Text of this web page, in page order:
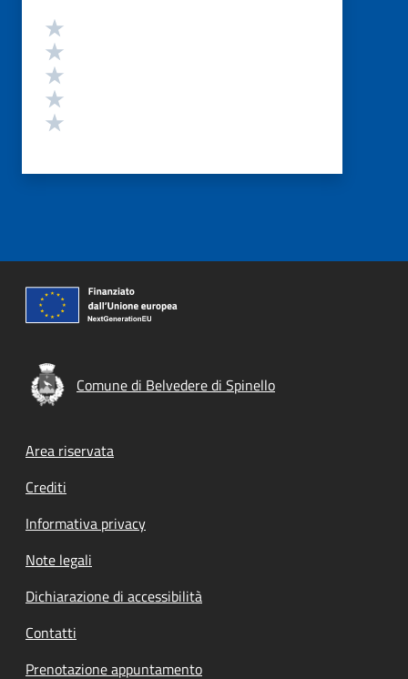
Valutazione
Comune di Belvedere di Spinello
Footer menu
Area riservata
Crediti
Informativa privacy
Note legali
Dichiarazione di accessibilità
Contatti
Prenotazione appuntamento